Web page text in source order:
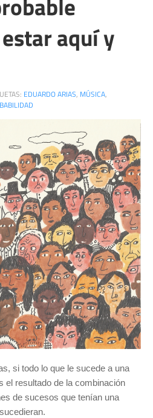
aquí y
EDUARDO ARIAS, MÚSICA,
si todo lo que le sucede a una
el resultado de la combinación
de sucesos que tenían una